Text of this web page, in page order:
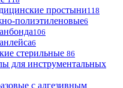
простыни118
полиэтиленовые6
106
6
стерильные 86
для инструментальных
с адгезивным